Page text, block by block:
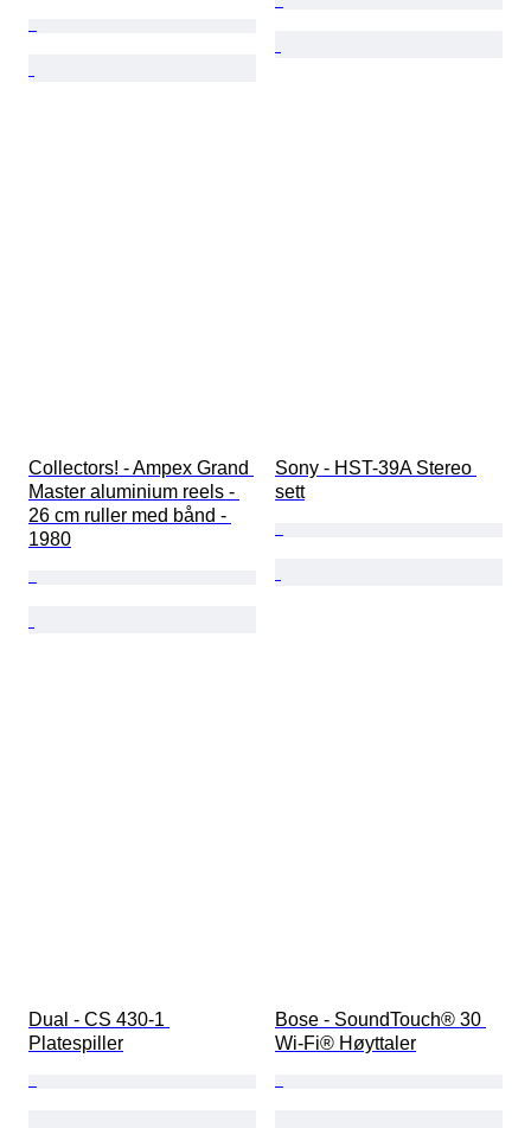
Collectors! - Ampex Grand
Master aluminium reels -
26 cm ruller med bånd -
1980
Sony - HST-39A Stereo
sett
Dual - CS 430-1
Platespiller
Bose - SoundTouch® 30
Wi-Fi® Høyttaler